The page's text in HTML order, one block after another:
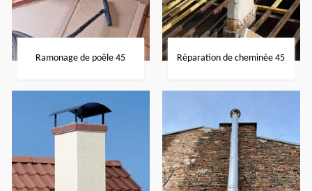
Ramonage de poêle 45 Réparation de cheminée 45